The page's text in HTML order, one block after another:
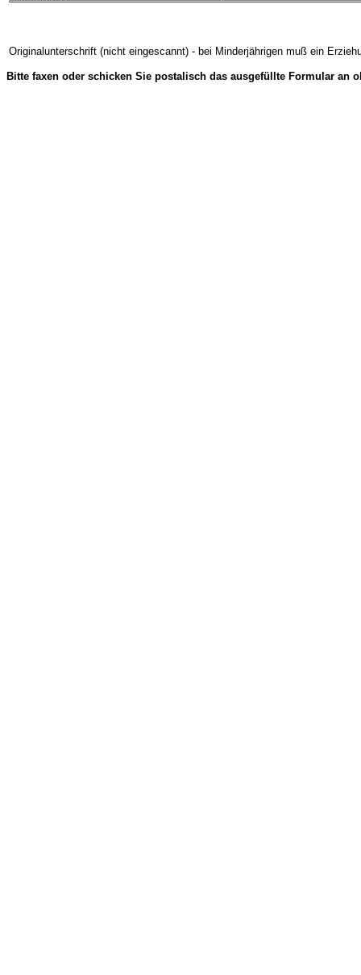
Originalunterschrift (nicht eingescannt) - bei Minderjährigen muß ein
Bitte faxen oder schicken Sie postalisch das ausgefüllte Formular an